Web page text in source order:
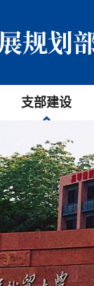
支部建设